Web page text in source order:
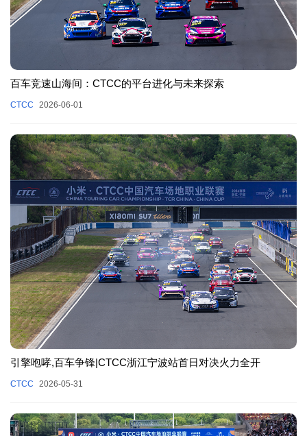
百车竞速山海间：CTCC的平台进化与未来探索
CTCC 2026-06-01
引擎咆哮,百车争锋|CTCC浙江宁波站首日对决火力全开
CTCC 2026-05-31